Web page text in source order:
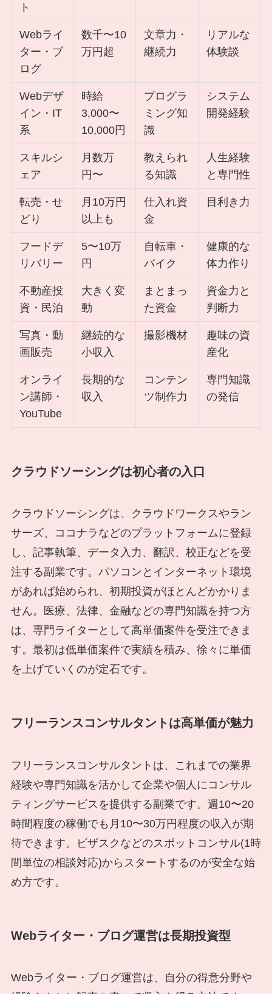
ト
Webライ
ター・ブ
ログ
数千〜10
万円超
文章力・
継続力
リアルな
体験談
Webデザ
イン・IT
系
時給
3,000〜
10,000円
プログラ
ミング知
識
システム
開発経験
スキルシ
ェア
月数万
円〜
教えられ
る知識
人生経験
と専門性
転売・せ
どり
月10万円
以上も
仕入れ資
金
目利き力
フードデ
リバリー
5〜10万
円
自転車・
バイク
健康的な
体力作り
不動産投
資・民泊
大きく変
動
まとまっ
た資金
資金力と
判断力
写真・動
画販売
継続的な
小収入
撮影機材
趣味の資
産化
オンライ
ン講師・
YouTube
長期的な
収入
コンテン
ツ制作力
専門知識
の発信
クラウドソーシングは初心者の入口
クラウドソーシングは、クラウドワークスやラン
サーズ、ココナラなどのプラットフォームに登録
し、記事執筆、データ入力、翻訳、校正などを受
注する副業です。パソコンとインターネット環境
があれば始められ、初期投資がほとんどかかりま
せん。医療、法律、金融などの専門知識を持つ方
は、専門ライターとして高単価案件を受注できま
す。最初は低単価案件で実績を積み、徐々に単価
を上げていくのが定石です。
フリーランスコンサルタントは高単価が魅力
フリーランスコンサルタントは、これまでの業界
経験や専門知識を活かして企業や個人にコンサル
ティングサービスを提供する副業です。週10〜20
時間程度の稼働でも月10〜30万円程度の収入が期
待できます。ビザスクなどのスポットコンサル(1時
間単位の相談対応)からスタートするのが安全な始
め方です。
Webライター・ブログ運営は長期投資型
Webライター・ブログ運営は、自分の得意分野や